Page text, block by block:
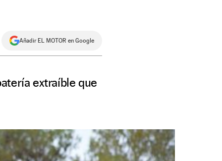
Añadir EL MOTOR en Google
extraíble que